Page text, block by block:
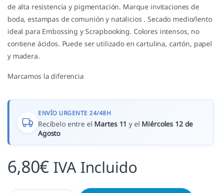
de alta resistencia y pigmentación. Marque invitaciones de
boda, estampas de comunión y natalicios . Secado medio/lento
ideal para Embossing y Scrapbooking. Colores intensos, no
contiene ácidos. Puede ser utilizado en cartulina, cartón, papel
y madera.
Marcamos la diferencia
ENVÍO URGENTE 24/48H
Recíbelo entre el Martes 11 y el Miércoles 12 de
Agosto
6,80€ IVA Incluido